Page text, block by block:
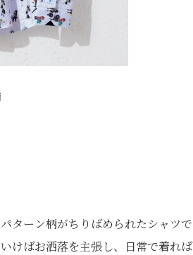
ターン柄がちりばめられたシャツで
けばお洒落を主張し、日常で着れば